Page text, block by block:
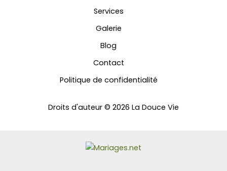
Services
Galerie
Blog
Contact
Politique de confidentialité
Droits d'auteur © 2026 La Douce Vie